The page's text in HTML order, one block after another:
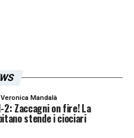
Veronica Mandalà
2: Zaccagni on fire! La
stende i ciociari